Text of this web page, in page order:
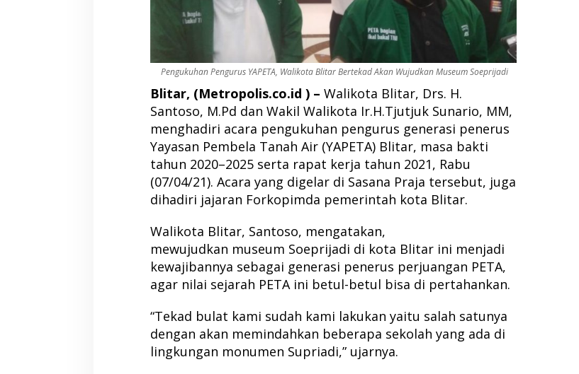
Pengukuhan Pengurus YAPETA, Walikota Blitar Bertekad Akan Wujudkan Museum Soeprijadi
Blitar, (Metropolis.co.id ) – Walikota Blitar, Drs. H.
Santoso, M.Pd dan Wakil Walikota Ir.H.Tjutjuk Sunario, MM,
menghadiri acara pengukuhan pengurus generasi penerus
Yayasan Pembela Tanah Air (YAPETA) Blitar, masa bakti
tahun 2020–2025 serta rapat kerja tahun 2021, Rabu
(07/04/21). Acara yang digelar di Sasana Praja tersebut, juga
dihadiri jajaran Forkopimda pemerintah kota Blitar.
Walikota Blitar, Santoso, mengatakan,
mewujudkan museum Soeprijadi di kota Blitar ini menjadi
kewajibannya sebagai generasi penerus perjuangan PETA,
agar nilai sejarah PETA ini betul-betul bisa di pertahankan.
“Tekad bulat kami sudah kami lakukan yaitu salah satunya
dengan akan memindahkan beberapa sekolah yang ada di
lingkungan monumen Supriadi,” ujarnya.